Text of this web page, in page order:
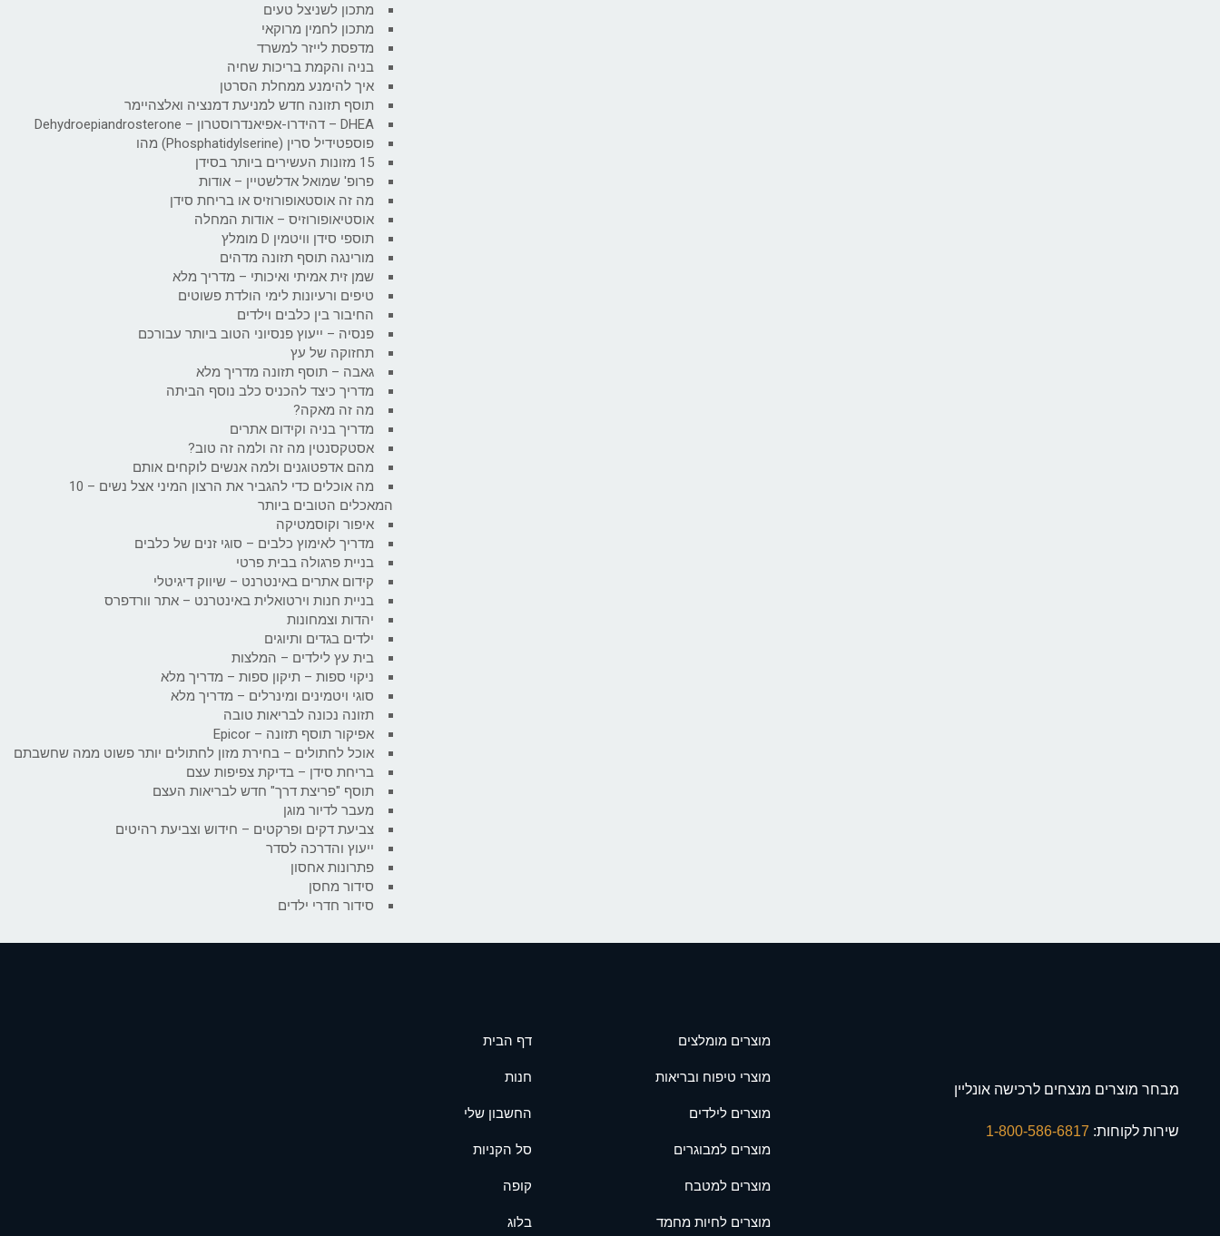
מתכון לשניצל טעים
מתכון לחמין מרוקאי
מדפסת לייזר למשרד
בניה והקמת בריכות שחיה
איך להימנע ממחלת הסרטן
תוסף תזונה חדש למניעת דמנציה ואלצהיימר
DHEA – דהידרו-אפיאנדרוסטרון – Dehydroepiandrosterone
פוספטידיל סרין (Phosphatidylserine) מהו
15 מזונות העשירים ביותר בסידן
פרופ' שמואל אדלשטיין – אודות
מה זה אוסטאופורוזיס או בריחת סידן
אוסטיאופורוזיס – אודות המחלה
תוספי סידן וויטמין D מומלץ
מורינגה תוסף תזונה מדהים
שמן זית אמיתי ואיכותי – מדריך מלא
טיפים ורעיונות לימי הולדת פשוטים
החיבור בין כלבים וילדים
פנסיה – ייעוץ פנסיוני הטוב ביותר עבורכם
תחזוקה של עץ
גאבה – תוסף תזונה מדריך מלא
מדריך כיצד להכניס כלב נוסף הביתה
מה זה מאקה?
מדריך בניה וקידום אתרים
אסטקסנטין מה זה ולמה זה טוב?
מהם אדפטוגנים ולמה אנשים לוקחים אותם
מה אוכלים כדי להגביר את הרצון המיני אצל נשים – 10
המאכלים הטובים ביותר
איפור וקוסמטיקה
מדריך לאימוץ כלבים – סוגי זנים של כלבים
בניית פרגולה בבית פרטי
קידום אתרים באינטרנט – שיווק דיגיטלי
בניית חנות וירטואלית באינטרנט – אתר וורדפרס
יהדות וצמחונות
ילדים בגדים ותיוגים
בית עץ לילדים – המלצות
ניקוי ספות – תיקון ספות – מדריך מלא
סוגי ויטמינים ומינרלים – מדריך מלא
תזונה נכונה לבריאות טובה
אפיקור תוסף תזונה – Epicor
אוכל לחתולים – בחירת מזון לחתולים יותר פשוט ממה שחשבתם
בריחת סידן – בדיקת צפיפות עצם
תוסף "פריצת דרך" חדש לבריאות העצם
מעבר לדיור מוגן
צביעת דקים ופרקטים – חידוש וצביעת רהיטים
ייעוץ והדרכה לסדר
פתרונות אחסון
סידור מחסן
סידור חדרי ילדים
מבחר מוצרים מנצחים לרכישה אונליין
שירות לקוחות:
מוצרים מומלצים
מוצרי טיפוח ובריאות
מוצרים לילדים
מוצרים למבוגרים
מוצרים למטבח
מוצרים לחיות מחמד
דף הבית
חנות
החשבון שלי
סל הקניות
קופה
בלוג